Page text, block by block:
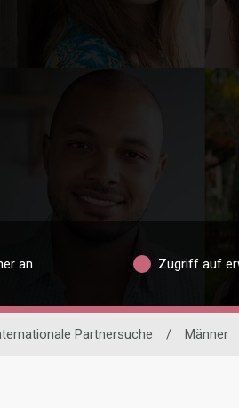
an Zugriff auf
Partnersuche / Männer